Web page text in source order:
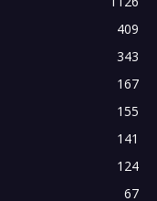
409
343
167
155
141
124
67